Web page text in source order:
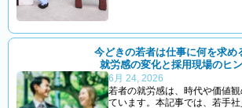
今どきの若者は仕事に何を求め
就労感の変化と採用現場のヒ
6月 24, 2026
若者の就労感は、時代や価値
ています。本記事では、若手